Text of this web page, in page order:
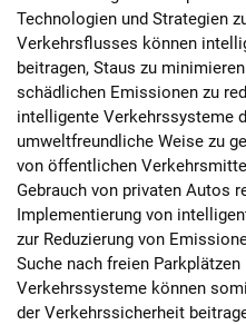
Technologien und Strategien
Verkehrsflusses können
beitragen, Staus zu
schädlichen Emissionen zu
intelligente Verkehrssysteme
umweltfreundliche Weise zu
von öffentlichen
Gebrauch von privaten Autos
Implementierung von
zur Reduzierung von
Suche nach freien
Verkehrssysteme können
der Verkehrssicherheit